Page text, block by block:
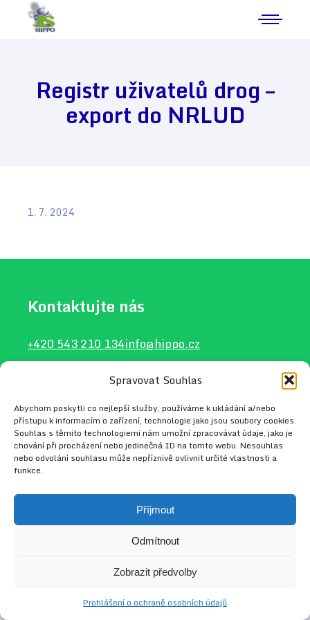
Spravovat Souhlas
Abychom poskytli co nejlepší služby, používáme k ukládání a/nebo
přístupu k informacím o zařízení, technologie jako jsou soubory cookies.
Souhlas s těmito technologiemi nám umožní zpracovávat údaje, jako je
chování při procházení nebo jedinečná ID na tomto webu. Nesouhlas
nebo odvolání souhlasu může nepříznivě ovlivnit určité vlastnosti a
funkce.
Příjmout
Odmítnout
Zobrazit předvolby
Prohlášení o ochraně osobních údajů
Registr uživatelů drog –
export do NRLUD
1. 7. 2024
Kontaktujte nás
+420 543 210 134info@hippo.cz
2026 © HIPPO Web vytvořilRadek Tejkl